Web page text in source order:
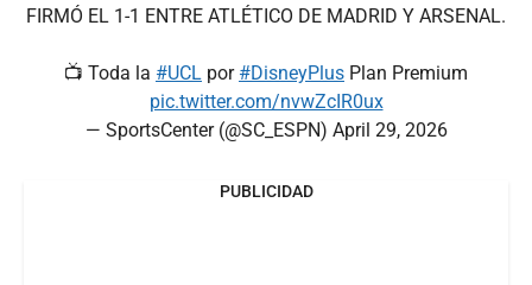
FIRMÓ EL 1-1 ENTRE ATLÉTICO DE MADRID Y ARSENAL.
📺 Toda la #UCL por #DisneyPlus Plan Premium
pic.twitter.com/nvwZcIR0ux
— SportsCenter (@SC_ESPN) April 29, 2026
PUBLICIDAD